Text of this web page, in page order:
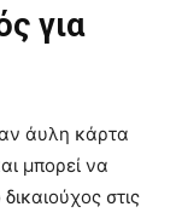
για
άυλη κάρτα
μπορεί να
στις